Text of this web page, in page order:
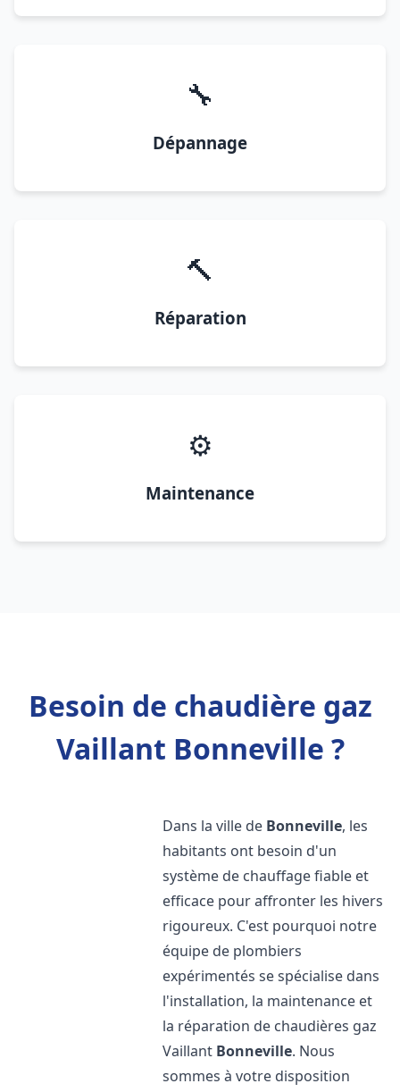
🔧
Dépannage
🔨
Réparation
⚙️
Maintenance
Besoin de chaudière gaz
Vaillant Bonneville ?
Dans la ville de Bonneville, les
habitants ont besoin d'un
système de chauffage fiable et
efficace pour affronter les hivers
rigoureux. C'est pourquoi notre
équipe de plombiers
expérimentés se spécialise dans
l'installation, la maintenance et
la réparation de chaudières gaz
Vaillant Bonneville. Nous
sommes à votre disposition